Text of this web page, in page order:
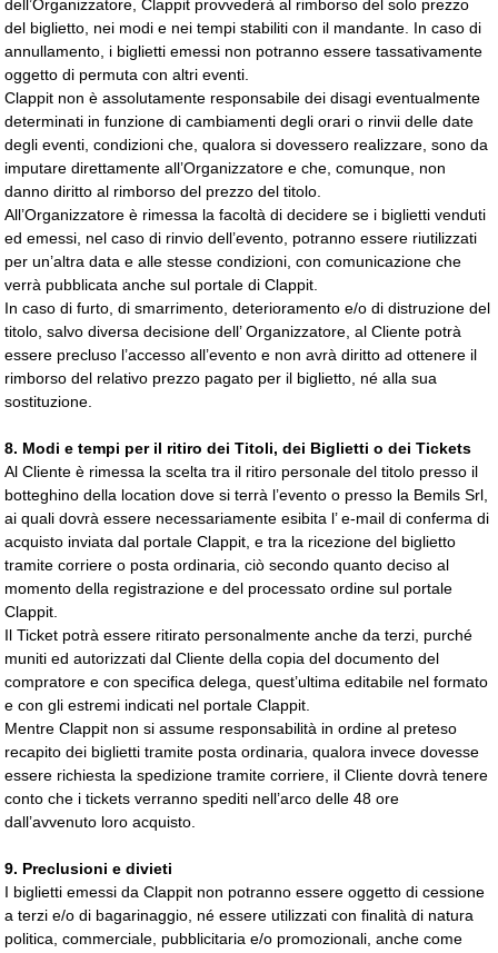
dell’Organizzatore, Clappit provvederà al rimborso del solo prezzo
del biglietto, nei modi e nei tempi stabiliti con il mandante. In caso di
annullamento, i biglietti emessi non potranno essere tassativamente
oggetto di permuta con altri eventi.
Clappit non è assolutamente responsabile dei disagi eventualmente
determinati in funzione di cambiamenti degli orari o rinvii delle date
degli eventi, condizioni che, qualora si dovessero realizzare, sono da
imputare direttamente all’Organizzatore e che, comunque, non
danno diritto al rimborso del prezzo del titolo.
All’Organizzatore è rimessa la facoltà di decidere se i biglietti venduti
ed emessi, nel caso di rinvio dell’evento, potranno essere riutilizzati
per un’altra data e alle stesse condizioni, con comunicazione che
verrà pubblicata anche sul portale di Clappit.
In caso di furto, di smarrimento, deterioramento e/o di distruzione del
titolo, salvo diversa decisione dell’ Organizzatore, al Cliente potrà
essere precluso l’accesso all’evento e non avrà diritto ad ottenere il
rimborso del relativo prezzo pagato per il biglietto, né alla sua
sostituzione.
8. Modi e tempi per il ritiro dei Titoli, dei Biglietti o dei Tickets
Al Cliente è rimessa la scelta tra il ritiro personale del titolo presso il
botteghino della location dove si terrà l’evento o presso la Bemils Srl,
ai quali dovrà essere necessariamente esibita l’ e-mail di conferma di
acquisto inviata dal portale Clappit, e tra la ricezione del biglietto
tramite corriere o posta ordinaria, ciò secondo quanto deciso al
momento della registrazione e del processato ordine sul portale
Clappit.
Il Ticket potrà essere ritirato personalmente anche da terzi, purché
muniti ed autorizzati dal Cliente della copia del documento del
compratore e con specifica delega, quest’ultima editabile nel formato
e con gli estremi indicati nel portale Clappit.
Mentre Clappit non si assume responsabilità in ordine al preteso
recapito dei biglietti tramite posta ordinaria, qualora invece dovesse
essere richiesta la spedizione tramite corriere, il Cliente dovrà tenere
conto che i tickets verranno spediti nell’arco delle 48 ore
dall’avvenuto loro acquisto.
9. Preclusioni e divieti
I biglietti emessi da Clappit non potranno essere oggetto di cessione
a terzi e/o di bagarinaggio, né essere utilizzati con finalità di natura
politica, commerciale, pubblicitaria e/o promozionali, anche come